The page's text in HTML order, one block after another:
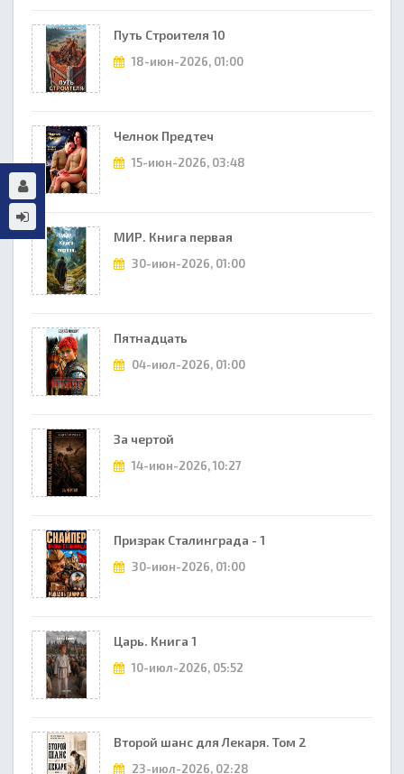
Путь Строителя 10
18-июн-2026, 01:00
Челнок Предтеч
15-июн-2026, 03:48
МИР. Книга первая
30-июн-2026, 01:00
Пятнадцать
04-июл-2026, 01:00
За чертой
14-июн-2026, 10:27
Призрак Сталинграда - 1
30-июн-2026, 01:00
Царь. Книга 1
10-июл-2026, 05:52
Второй шанс для Лекаря. Том 2
23-июл-2026, 02:28